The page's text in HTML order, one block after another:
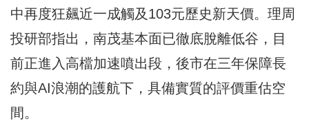
中再度狂飆近一成觸及103元歷史新天價。理周
投研部指出，南茂基本面已徹底脫離低谷，目
前正進入高檔加速噴出段，後市在三年保障長
約與AI浪潮的護航下，具備實質的評價重估空
間。